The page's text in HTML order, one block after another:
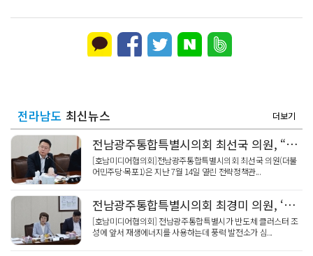
전라남도 최신뉴스 더보기
전남광주통합특별시의회 최선국 의원, “전남·광주 균형성장, 균형발전 기본조례로 제도화해야”
[호남미디어협의회]전남광주통합특별시의회 최선국 의원(더불
어민주당·목포1)은 지난 7월 14일 열린 전략정책관...
전남광주통합특별시의회 최경미 의원, ‘전기 생산, 국방 저하 대비해야’
[호남미디어협의회] 전남광주통합특별시가 반도체 클러스터 조
성에 앞서 재생에너지를 사용하는데 풍력 발전소가 심...